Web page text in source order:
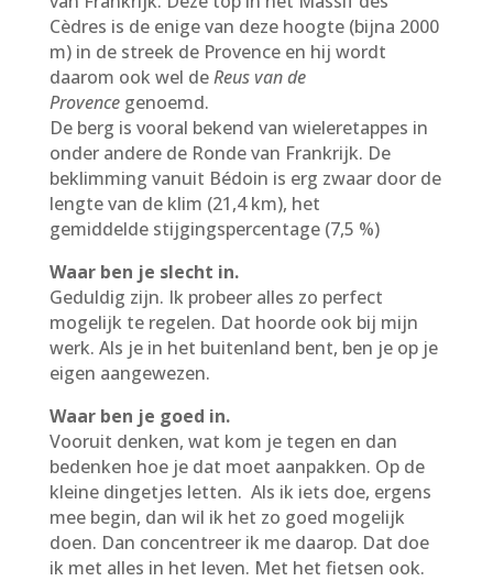
Cèdres is de enige van deze hoogte (bijna 2000
m) in de streek de Provence en hij wordt
daarom ook wel deReus van de
Provencegenoemd.
De berg is vooral bekend van wieleretappes in
onder andere de Ronde van Frankrijk. De
beklimming vanuit Bédoin is erg zwaar door de
lengte van de klim (21,4 km), het
gemiddelde stijgingspercentage (7,5 %)
Waar ben je slecht in.
Geduldig zijn. Ik probeer alles zo perfect
mogelijk te regelen. Dat hoorde ook bij mijn
werk. Als je in het buitenland bent, ben je op je
eigen aangewezen.
Waar ben je goed in.
Vooruit denken, wat kom je tegen en dan
bedenken hoe je dat moet aanpakken. Op de
kleine dingetjes letten. Als ik iets doe, ergens
mee begin, dan wil ik het zo goed mogelijk
doen. Dan concentreer ik me daarop. Dat doe
ik met alles in het leven. Met het fietsen ook.